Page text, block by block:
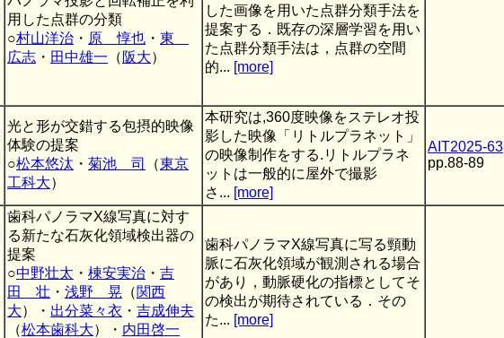
用した点群の分類
○村山洋治 ・ 原 惇也 ・ 東
広志 ・ 田中雄一 （ 阪大）
した画像を用いた点群分類手法を
提案する．既存の深層学習を用い
た点群分類手法は，点群の空間
的... [more]
光と形が交錯する包摂的映像
体験の提案
○松本悠汰 ・ 菊池 司 （東京
工科大）
本研究は,360度映像をステレオ投
影した映像「リトルプラネット」
の映像制作をする.リトルプラネ
ットは一般的に屋外で撮影
さ... [more]
AIT2025-63
pp.88-89
歯科パノラマX線写真に対す
る新たな石灰化領域検出器の
提案
○中野壮太 ・ 棟安実治 ・ 吉
田 壮 ・ 浅野 晃 （関西
大）・ 出分菜々衣 ・ 吉成伸夫
（松本歯科大）・ 内田啓一
歯科パノラマX線写真に写る頸動
脈に石灰化領域が観測される場合
があり，動脈硬化の指標としてそ
の検出が期待されている．その
た... [more]